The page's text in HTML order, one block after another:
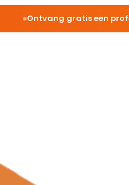
Ontvang gratis een